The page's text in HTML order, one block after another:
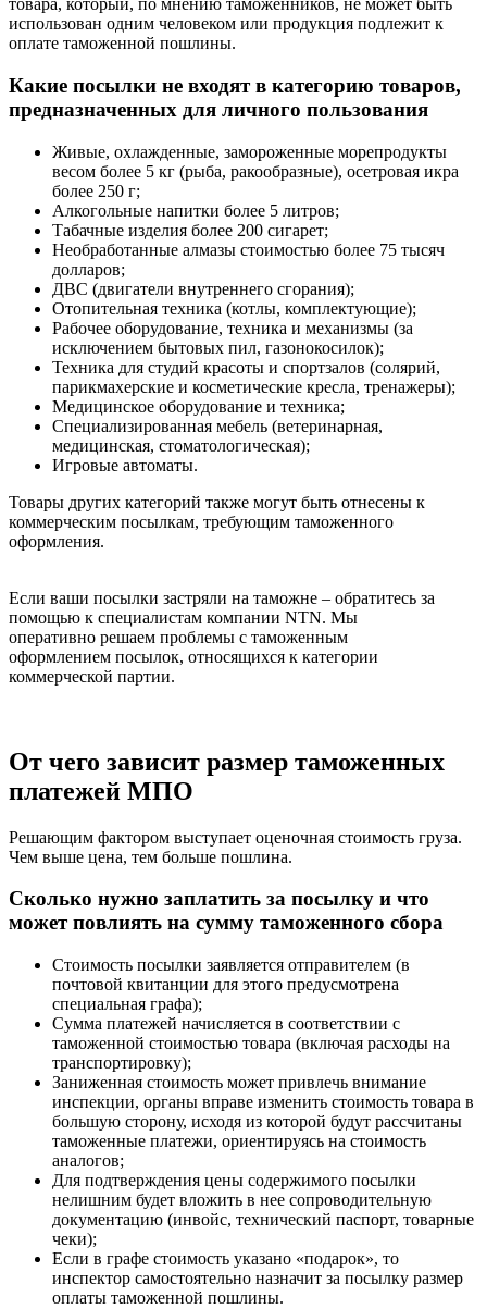
товара, который, по мнению таможенников, не может быть
использован одним человеком или продукция подлежит к
оплате таможенной пошлины.
Какие посылки не входят в категорию товаров,
предназначенных для личного пользования
Живые, охлажденные, замороженные морепродукты
весом более 5 кг (рыба, ракообразные), осетровая икра
более 250 г;
Алкогольные напитки более 5 литров;
Табачные изделия более 200 сигарет;
Необработанные алмазы стоимостью более 75 тысяч
долларов;
ДВС (двигатели внутреннего сгорания);
Отопительная техника (котлы, комплектующие);
Рабочее оборудование, техника и механизмы (за
исключением бытовых пил, газонокосилок);
Техника для студий красоты и спортзалов (солярий,
парикмахерские и косметические кресла, тренажеры);
Медицинское оборудование и техника;
Специализированная мебель (ветеринарная,
медицинская, стоматологическая);
Игровые автоматы.
Товары других категорий также могут быть отнесены к
коммерческим посылкам, требующим таможенного
оформления.
Если ваши посылки застряли на таможне – обратитесь за
помощью к специалистам компании NTN. Мы
оперативно решаем проблемы с таможенным
оформлением посылок, относящихся к категории
коммерческой партии.
От чего зависит размер таможенных
платежей МПО
Решающим фактором выступает оценочная стоимость груза.
Чем выше цена, тем больше пошлина.
Сколько нужно заплатить за посылку и что
может повлиять на сумму таможенного сбора
Стоимость посылки заявляется отправителем (в
почтовой квитанции для этого предусмотрена
специальная графа);
Сумма платежей начисляется в соответствии с
таможенной стоимостью товара (включая расходы на
транспортировку);
Заниженная стоимость может привлечь внимание
инспекции, органы вправе изменить стоимость товара в
большую сторону, исходя из которой будут рассчитаны
таможенные платежи, ориентируясь на стоимость
аналогов;
Для подтверждения цены содержимого посылки
нелишним будет вложить в нее сопроводительную
документацию (инвойс, технический паспорт, товарные
чеки);
Если в графе стоимость указано «подарок», то
инспектор самостоятельно назначит за посылку размер
оплаты таможенной пошлины.